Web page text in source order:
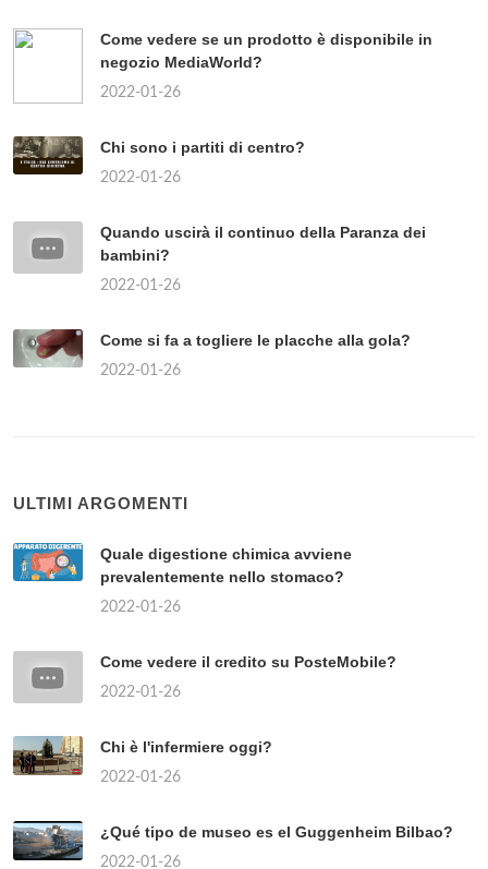
Come vedere se un prodotto è disponibile in
negozio MediaWorld?
2022-01-26
Chi sono i partiti di centro?
2022-01-26
Quando uscirà il continuo della Paranza dei
bambini?
2022-01-26
Come si fa a togliere le placche alla gola?
2022-01-26
ULTIMI ARGOMENTI
Quale digestione chimica avviene
prevalentemente nello stomaco?
2022-01-26
Come vedere il credito su PosteMobile?
2022-01-26
Chi è l'infermiere oggi?
2022-01-26
¿Qué tipo de museo es el Guggenheim Bilbao?
2022-01-26